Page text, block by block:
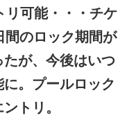
可能・・・チケ
間のロック期間が
が、今後はいつ
。プールロック
トリ。